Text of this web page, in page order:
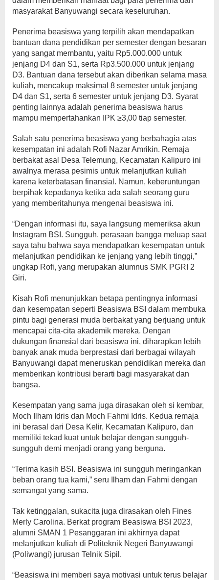
masyarakat Banyuwangi secara keseluruhan.
Penerima beasiswa yang terpilih akan mendapatkan
bantuan dana pendidikan per semester dengan besaran
yang sangat membantu, yaitu Rp5.000.000 untuk
jenjang D4 dan S1, serta Rp3.500.000 untuk jenjang
D3. Bantuan dana tersebut akan diberikan selama masa
kuliah, mencakup maksimal 8 semester untuk jenjang
D4 dan S1, serta 6 semester untuk jenjang D3. Syarat
penting lainnya adalah penerima beasiswa harus
mampu mempertahankan IPK ≥3,00 tiap semester.
Salah satu penerima beasiswa yang berbahagia atas
kesempatan ini adalah Rofi Nazar Amrikin. Remaja
berbakat asal Desa Telemung, Kecamatan Kalipuro ini
awalnya merasa pesimis untuk melanjutkan kuliah
karena keterbatasan finansial. Namun, keberuntungan
berpihak kepadanya ketika ada salah seorang guru
yang memberitahunya mengenai beasiswa ini.
“Dengan informasi itu, saya langsung memeriksa akun
Instagram BSI. Sungguh, perasaan bangga meluap saat
saya tahu bahwa saya mendapatkan kesempatan untuk
melanjutkan pendidikan ke jenjang yang lebih tinggi,”
ungkap Rofi, yang merupakan alumnus SMK PGRI 2
Giri.
Kisah Rofi menunjukkan betapa pentingnya informasi
dan kesempatan seperti Beasiswa BSI dalam membuka
pintu bagi generasi muda berbakat yang berjuang untuk
mencapai cita-cita akademik mereka. Dengan
dukungan finansial dari beasiswa ini, diharapkan lebih
banyak anak muda berprestasi dari berbagai wilayah
Banyuwangi dapat meneruskan pendidikan mereka dan
memberikan kontribusi berarti bagi masyarakat dan
bangsa.
Kesempatan yang sama juga dirasakan oleh si kembar,
Moch Ilham Idris dan Moch Fahmi Idris. Kedua remaja
ini berasal dari Desa Kelir, Kecamatan Kalipuro, dan
memiliki tekad kuat untuk belajar dengan sungguh-
sungguh demi menjadi orang yang berguna.
“Terima kasih BSI. Beasiswa ini sungguh meringankan
beban orang tua kami,” seru Ilham dan Fahmi dengan
semangat yang sama.
Tak ketinggalan, sukacita juga dirasakan oleh Fines
Merly Carolina. Berkat program Beasiswa BSI 2023,
alumni SMAN 1 Pesanggaran ini akhirnya dapat
melanjutkan kuliah di Politeknik Negeri Banyuwangi
(Poliwangi) jurusan Telnik Sipil.
“Beasiswa ini memberi saya motivasi untuk terus belajar